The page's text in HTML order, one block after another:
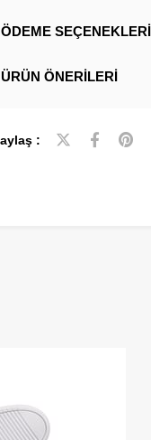
ÖDEME SEÇENEKLERI
ÜRÜN ÖNERILERI
: